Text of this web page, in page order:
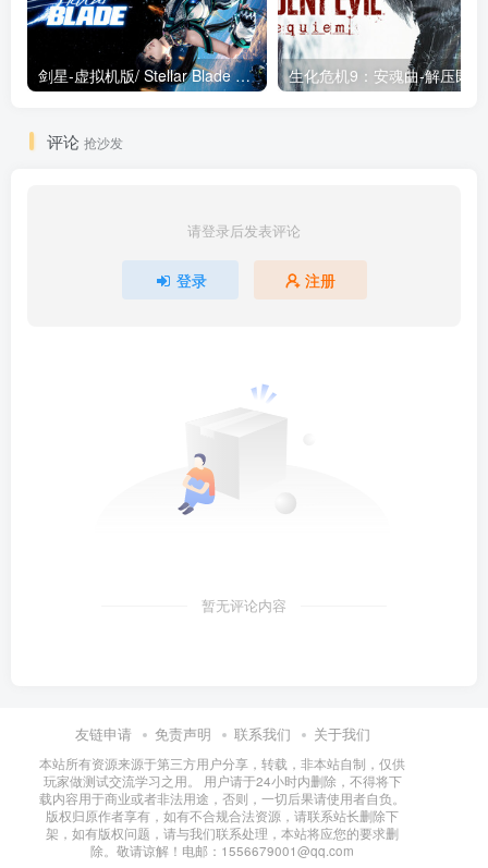
剑星-虚拟机版/ Stellar Blade v1.4.1|Build.19963153 终极版新补丁 送修改器 免安装中文版
评论 抢沙发
请登录后发表评论
登录 注册
暂无评论内容
友链申请 免责声明 联系我们 关于我们
本站所有资源来源于第三方用户分享，转载，非本站自制，仅供
玩家做测试交流学习之用。 用户请于24小时内删除，不得将下
载内容用于商业或者非法用途，否则，一切后果请使用者自负。
版权归原作者享有，如有不合规合法资源，请联系站长删除下
架，如有版权问题，请与我们联系处理，本站将应您的要求删
除。敬请谅解！电邮：1556679001@qq.com